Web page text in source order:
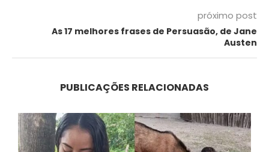
próximo post
As 17 melhores frases de Persuasão, de Jane
Austen
PUBLICAÇÕES RELACIONADAS